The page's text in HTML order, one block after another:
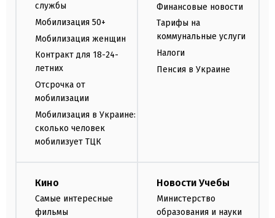
службы
Мобилизация 50+
Мобилизация женщин
Контракт для 18-24-
летних
Отсрочка от
мобилизации
Мобилизация в Украине:
сколько человек
мобилизует ТЦК
Финансовые новости
Тарифы на
коммунальные услуги
Налоги
Пенсия в Украине
Кино
Самые интересные
фильмы
Новости Учебы
Министерство
образования и науки